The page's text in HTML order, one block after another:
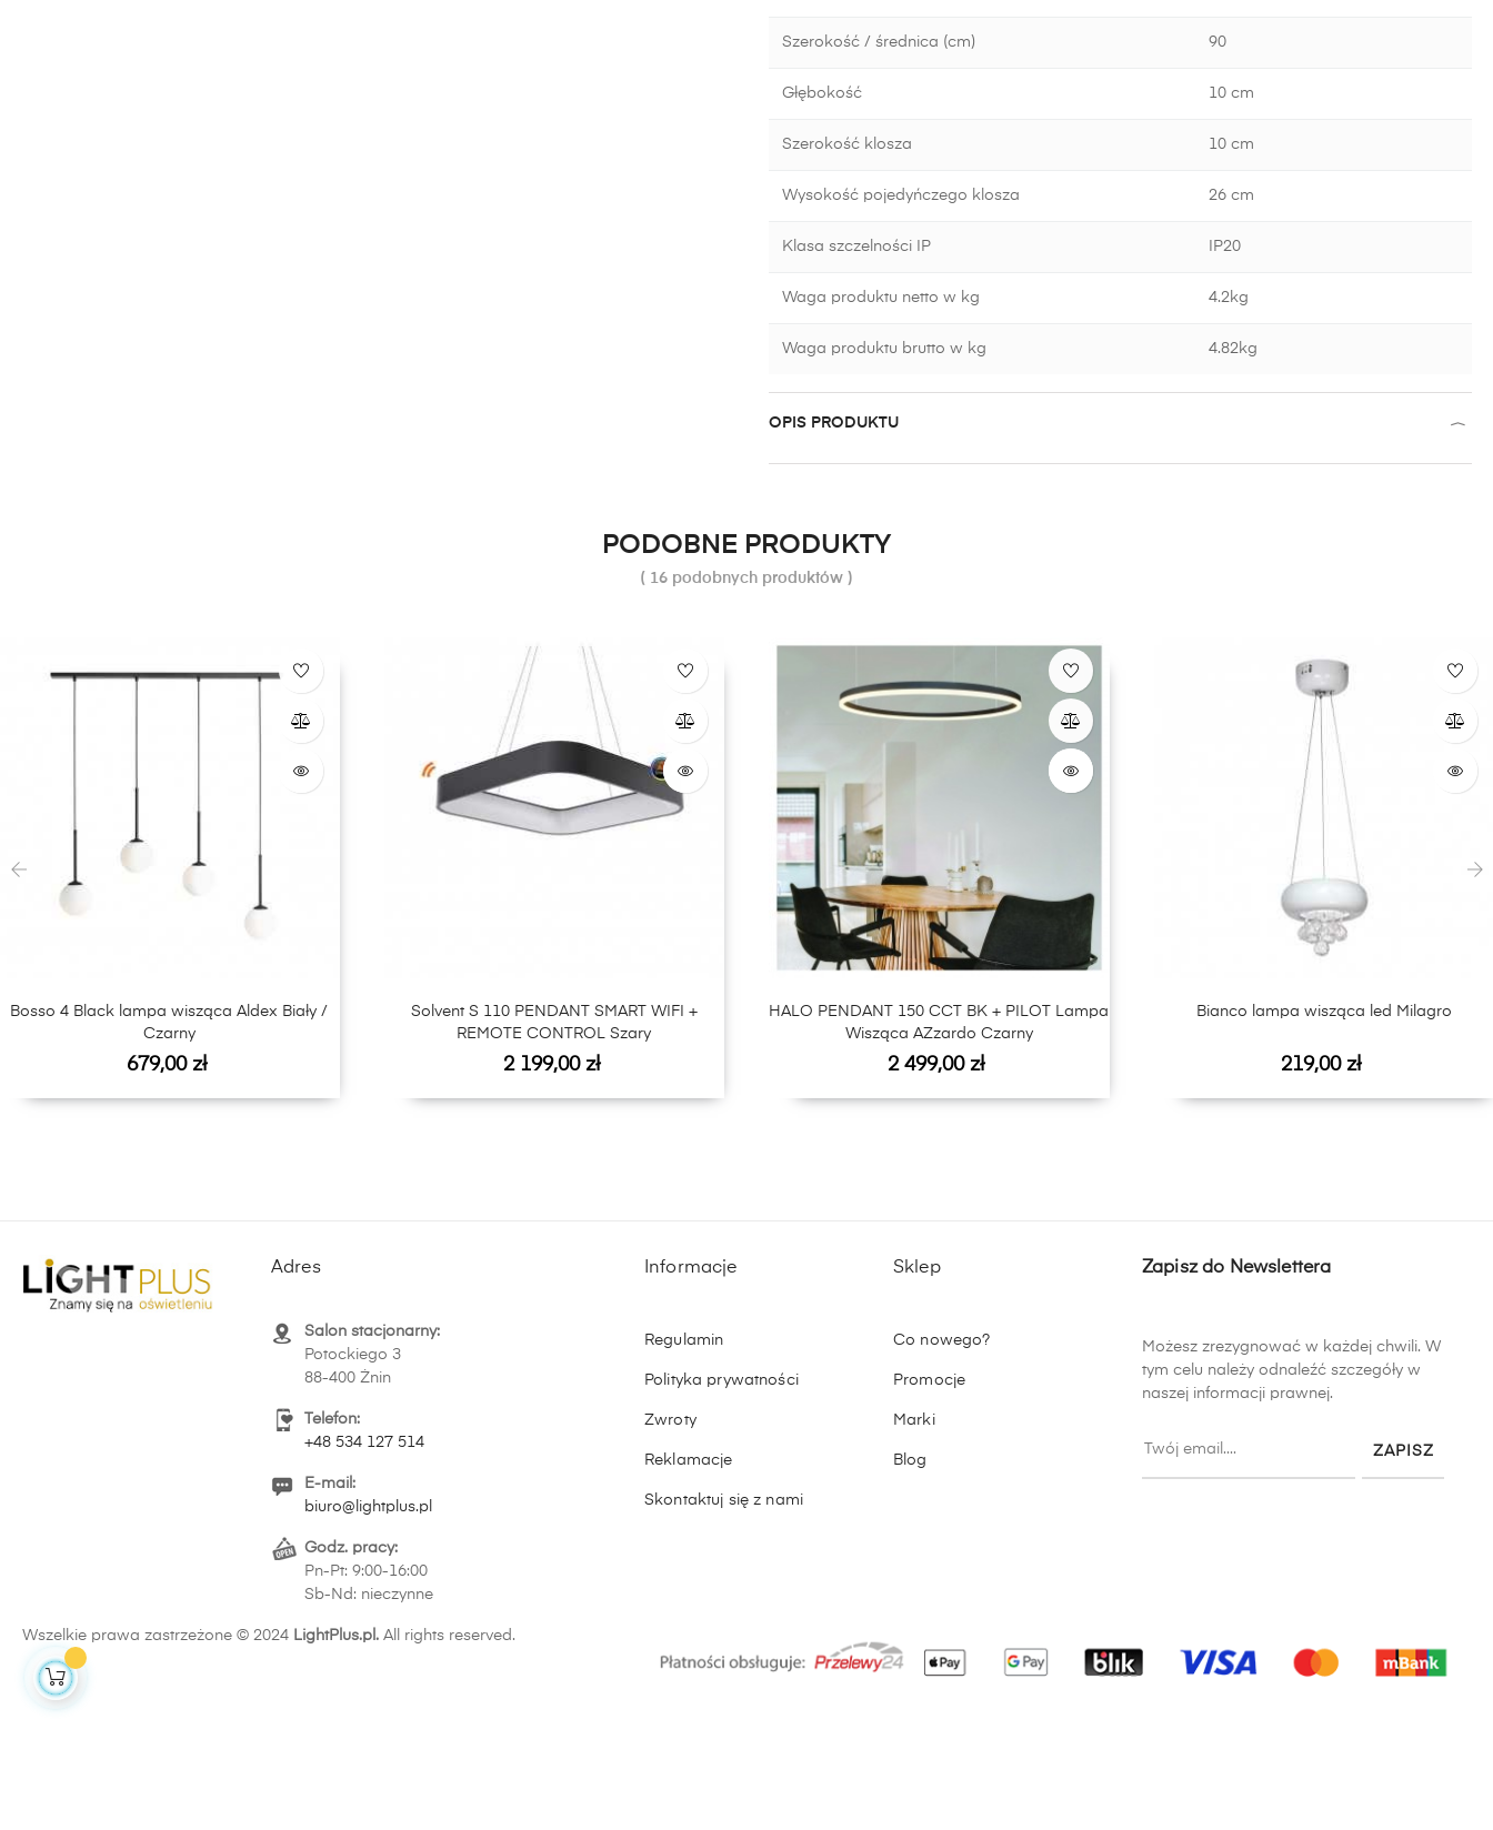
Szerokość / średnica (cm) 90
Głębokość 10 cm
Szerokość klosza 10 cm
Wysokość pojedyńczego klosza 26 cm
Klasa szczelności IP IP20
Waga produktu netto w kg 4.2kg
Waga produktu brutto w kg 4.82kg
OPIS PRODUKTU
PODOBNE PRODUKTY
( 16 podobnych produktów )
Bosso 4 Black lampa wisząca Aldex Biały /
Czarny
Cena
679,00 zł
Solvent S 110 PENDANT SMART WIFI +
REMOTE CONTROL Szary
Cena
2 199,00 zł
HALO PENDANT 150 CCT BK + PILOT Lampa
Wisząca AZzardo Czarny
Cena
2 499,00 zł
Bianco lampa wisząca led Milagro
Cena
219,00 zł
Adres
Salon stacjonarny:
Potockiego 3
88-400 Żnin
Telefon:
+48 534 127 514
E-mail:
biuro@lightplus.pl
Godz. pracy:
Pn-Pt: 9:00-16:00
Sb-Nd: nieczynne
Informacje
Regulamin
Polityka prywatności
Zwroty
Reklamacje
Skontaktuj się z nami
Sklep
Co nowego?
Promocje
Marki
Blog
Zapisz do Newslettera
Możesz zrezygnować w każdej chwili. W
tym celu należy odnaleźć szczegóły w
naszej informacji prawnej.
ZAPISZ
Wszelkie prawa zastrzeżone © 2024 LightPlus.pl. All rights reserved.